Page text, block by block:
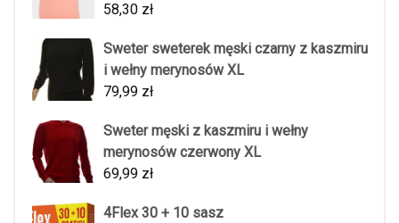
58,30 zł
Sweter sweterek męski czarny z kaszmiru
i wełny merynosów XL
79,99 zł
Sweter męski z kaszmiru i wełny
merynosów czerwony XL
69,99 zł
4Flex 30 + 10 sasz